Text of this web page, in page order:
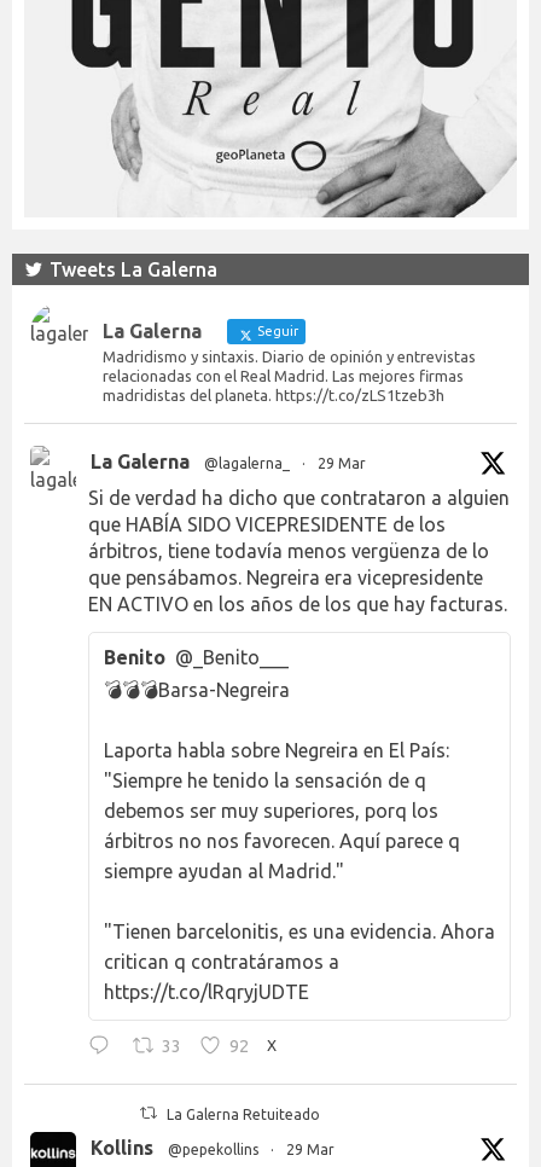
Tweets La Galerna
La Galerna Seguir
Madridismo y sintaxis. Diario de opinión y entrevistas
relacionadas con el Real Madrid. Las mejores firmas
madridistas del planeta. https://t.co/zLS1tzeb3h
La Galerna @lagalerna_ · 29 Mar
Si de verdad ha dicho que contrataron a alguien
que HABÍA SIDO VICEPRESIDENTE de los
árbitros, tiene todavía menos vergüenza de lo
que pensábamos. Negreira era vicepresidente
EN ACTIVO en los años de los que hay facturas.
Benito @_Benito___
💣💣💣Barsa-Negreira
Laporta habla sobre Negreira en El País:
"Siempre he tenido la sensación de q
debemos ser muy superiores, porq los
árbitros no nos favorecen. Aquí parece q
siempre ayudan al Madrid."
"Tienen barcelonitis, es una evidencia. Ahora
critican q contratáramos a
https://t.co/lRqryjUDTE
33 92 X
La Galerna Retuiteado
Kollins @pepekollins · 29 Mar